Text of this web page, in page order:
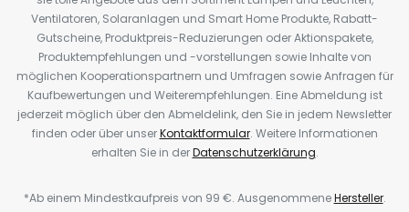
Ventilatoren, Solaranlagen und Smart Home Produkte, Rabatt-
Gutscheine, Produktpreis-Reduzierungen oder Aktionspakete,
Produktempfehlungen und -vorstellungen sowie Inhalte von
möglichen Kooperationspartnern und Umfragen sowie Anfragen für
Kaufbewertungen und Weiterempfehlungen. Eine Abmeldung ist
jederzeit möglich über den Abmeldelink, den Sie in jedem Newsletter
finden oder über unserKontaktformular. Weitere Informationen
erhalten Sie in derDatenschutzerklärung.
*Ab einem Mindestkaufpreis von 99 €. AusgenommeneHersteller.